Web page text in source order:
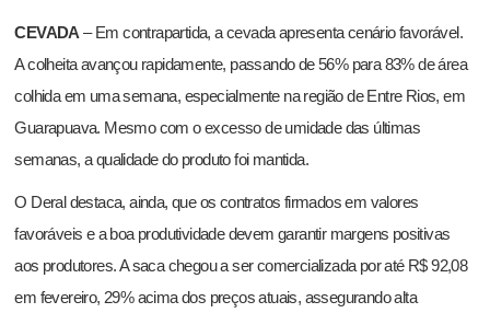
CEVADA– Em contrapartida, a cevada apresenta cenário favorável.
A colheita avançou rapidamente, passando de 56% para 83% de área
colhida em uma semana, especialmente na região de Entre Rios, em
Guarapuava. Mesmo com o excesso de umidade das últimas
semanas, a qualidade do produto foi mantida.
O Deral destaca, ainda, que os contratos firmados em valores
favoráveis e a boa produtividade devem garantir margens positivas
aos produtores. A saca chegou a ser comercializada por até R$ 92,08
em fevereiro, 29% acima dos preços atuais, assegurando alta